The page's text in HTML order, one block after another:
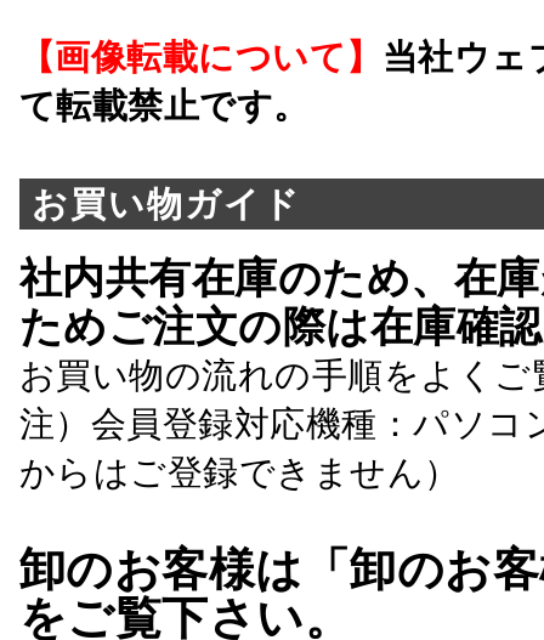
【画像転載について】 当社ウェ
て転載禁止です。
お買い物ガイド
社内共有在庫のため、在
ためご注文の際は在庫確
お買い物の流れの手順をよくご
注）会員登録対応機種：パソ
からはご登録できません）
卸のお客様は「卸のお
をご覧下さい。